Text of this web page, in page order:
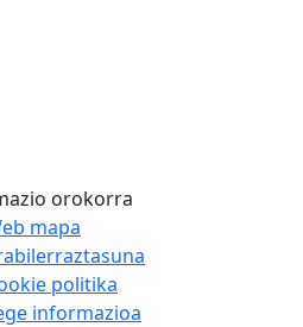
orokorra
mapa
politika
informazioa